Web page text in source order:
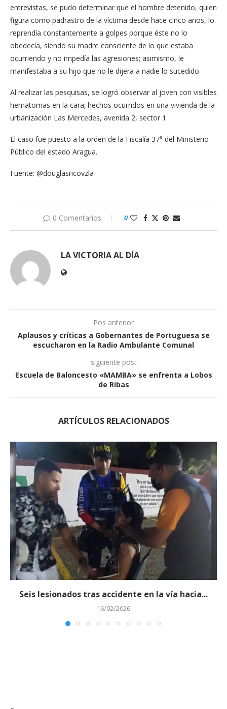
entrevistas, se pudo determinar que el hombre detenido, quien
figura como padrastro de la víctima desde hace cinco años, lo
reprendía constantemente a golpes porque éste no lo
obedecía, siendo su madre consciente de lo que estaba
ocurriendo y no impedía las agresiones; asimismo, le
manifestaba a su hijo que no le dijera a nadie lo sucedido.
Al realizar las pesquisas, se logró observar al joven con visibles
hematomas en la cara; hechos ocurridos en una vivienda de la
urbanización Las Mercedes, avenida 2, sector 1.
El caso fue puesto a la orden de la Fiscalía 37° del Ministerio
Público del estado Aragua.
Fuente: @douglasricovzla
0 Comentarios 0
LA VICTORIA AL DÍA
Pos anterior
Aplausos y críticas a Gobernantes de Portuguesa se
escucharon en la Radio Ambulante Comunal
siguiente post
Escuela de Baloncesto «MAMBA» se enfrenta a Lobos
de Ribas
ARTÍCULOS RELACIONADOS
Seis lesionados tras accidente en la vía hacia...
16/02/2026